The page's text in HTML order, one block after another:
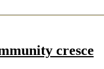
cresce